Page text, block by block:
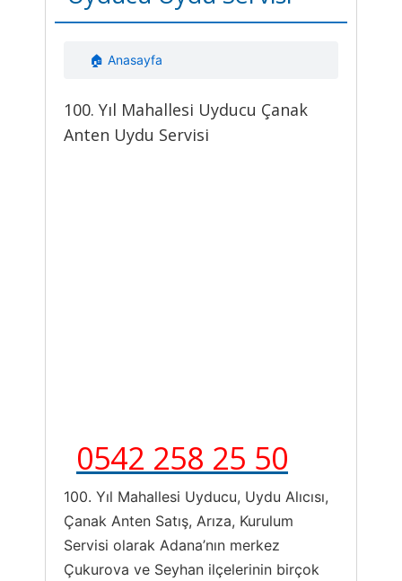
🏠 Anasayfa
100. Yıl Mahallesi Uyducu Çanak
Anten Uydu Servisi
0542 258 25 50
100. Yıl Mahallesi Uyducu, Uydu Alıcısı,
Çanak Anten Satış, Arıza, Kurulum
Servisi olarak Adana’nın merkez
Çukurova ve Seyhan ilçelerinin birçok